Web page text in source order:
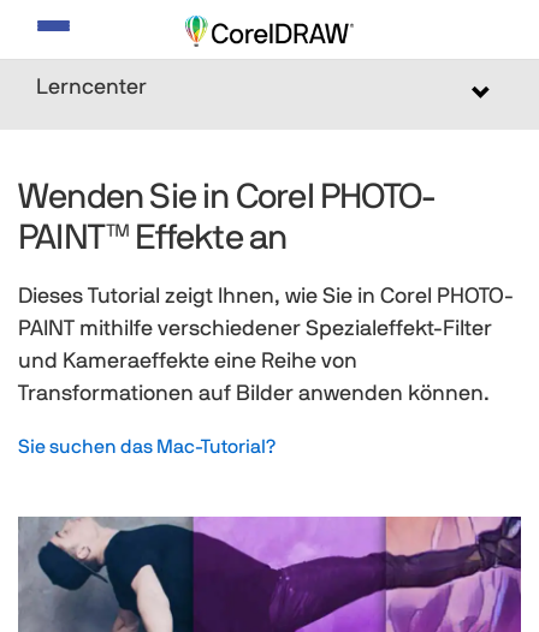
Navigation
umschalten
Toggle
Lerncenter
Wenden Sie in Corel PHOTO-
PAINT™ Effekte an
Dieses Tutorial zeigt Ihnen, wie Sie in Corel PHOTO-
PAINT mithilfe verschiedener Spezialeffekt-Filter
und Kameraeffekte eine Reihe von
Transformationen auf Bilder anwenden können.
Sie suchen das Mac-Tutorial?